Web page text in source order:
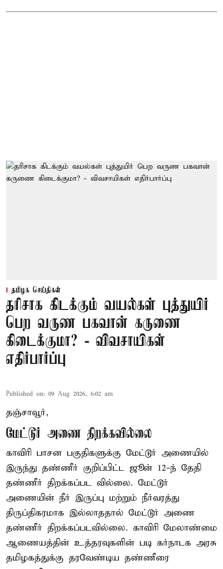
தமிழக செய்திகள்
தரிசாக கிடக்கும் வயல்கள் புத்துயிர்
பெற வருண பகவான் கருணை
கிடைக்குமா? - விவசாயிகள்
எதிர்பார்ப்பு
Published on: 09 Aug 2026, 6:02 am
தஞ்சாவூர்,
மேட்டூர் அணை திறக்கவில்லை
காவிரி பாசன பகுதிகளுக்கு மேட்டூர் அணையில்
இருந்து தண்ணீர் குறிப்பிட்ட ஜூன் 12-ந் தேதி
தண்ணீர் திறக்கப்பட வில்லை. மேட்டூர்
அணையின் நீர் இருப்பு மற்றும் நீர்வரத்து
திருப்திகரமாக இல்லாததால் மேட்டூர் அணை
தண்ணீர் திறக்கப்படவில்லை. காவிரி மேலாண்மை
ஆணையத்தின் உத்தரவுகளின் படி கர்நாடக அரசு
தமிழகத்துக்கு தரவேண்டிய தண்ணீரை